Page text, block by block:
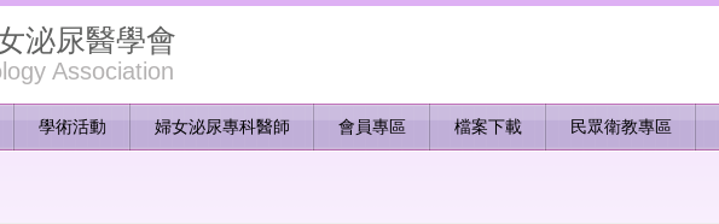
泌尿醫學會
Association
學術活動 婦女泌尿專科醫師 會員專區 檔案下載 民眾衛教專區